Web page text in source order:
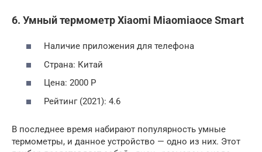
6. Умный термометр Xiaomi Miaomiaoce Smart
Наличие приложения для телефона
Страна: Китай
Цена: 2000 Р
Рейтинг (2021): 4.6
В последнее время набирают популярность умные
термометры, и данное устройство — одно из них. Этот